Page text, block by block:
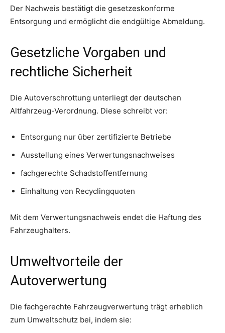
Der Nachweis bestätigt die gesetzeskonforme
Entsorgung und ermöglicht die endgültige Abmeldung.
Gesetzliche Vorgaben und
rechtliche Sicherheit
Die Autoverschrottung unterliegt der deutschen
Altfahrzeug-Verordnung. Diese schreibt vor:
Entsorgung nur über zertifizierte Betriebe
Ausstellung eines Verwertungsnachweises
fachgerechte Schadstoffentfernung
Einhaltung von Recyclingquoten
Mit dem Verwertungsnachweis endet die Haftung des
Fahrzeughalters.
Umweltvorteile der
Autoverwertung
Die fachgerechte Fahrzeugverwertung trägt erheblich
zum Umweltschutz bei, indem sie: